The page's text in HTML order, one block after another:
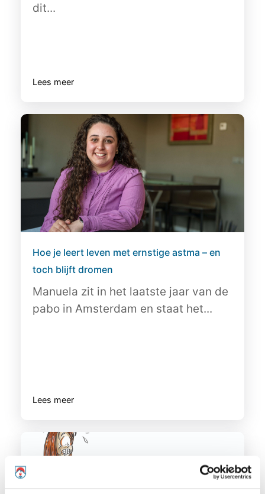
dit...
Lees meer
Hoe je leert leven met ernstige astma – en
toch blijft dromen
Manuela zit in het laatste jaar van de
pabo in Amsterdam en staat het...
Lees meer